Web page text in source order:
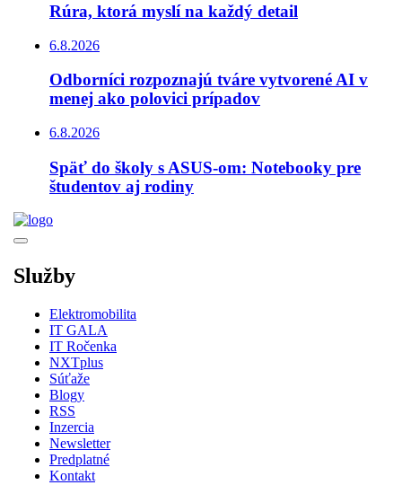
Rúra, ktorá myslí na každý detail
6.8.2026
Odborníci rozpoznajú tváre vytvorené AI v
menej ako polovici prípadov
6.8.2026
Späť do školy s ASUS-om: Notebooky pre
študentov aj rodiny
Služby
Elektromobilita
IT GALA
IT Ročenka
NXTplus
Súťaže
Blogy
RSS
Inzercia
Newsletter
Predplatné
Kontakt